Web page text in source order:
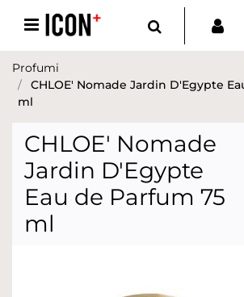
Open menu
Profumi
CHLOE' Nomade Jardin D'Egypte
ml
CHLOE' Nomade
Jardin D'Egypte
Eau de Parfum 75
ml